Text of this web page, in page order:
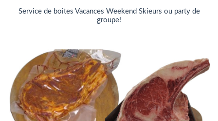
Service de boites Vacances Weekend Skieurs ou party de
groupe!